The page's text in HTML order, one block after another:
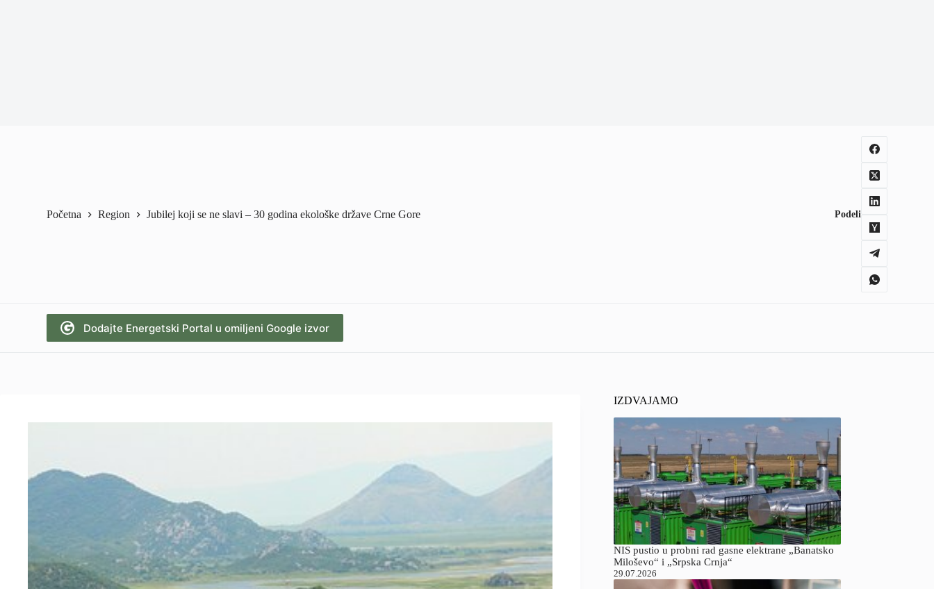
Početna Region Jubilej koji se ne slavi – 30 godina ekološke države Crne Gore Podeli
Dodajte Energetski Portal u omiljeni Google izvor
IZDVAJAMO
NIS pustio u probni rad gasne elektrane „Banatsko
Miloševo“ i „Srpska Crnja“
29.07.2026